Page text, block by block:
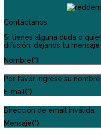
Contáctanos
Si tienes alguna duda o
difusión, déjanos tu mensaje
Nombre(*)
Por favor ingrese su nombre
E-mail(*)
Dirección de email inválida.
Mensaje(*)